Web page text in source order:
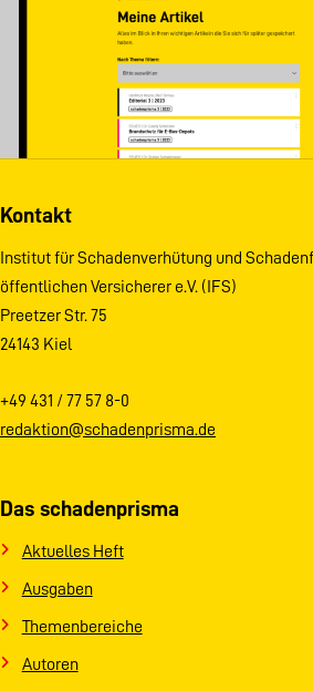
Kontakt
Institut für Schadenverhütung und
öffentlichen Versicherer e.V. (IFS)
Preetzer Str. 75
24143 Kiel
+49 431 / 77 57 8-0
redaktion@schadenprisma.de
Das schadenprisma
Aktuelles Heft
Ausgaben
Themenbereiche
Autoren